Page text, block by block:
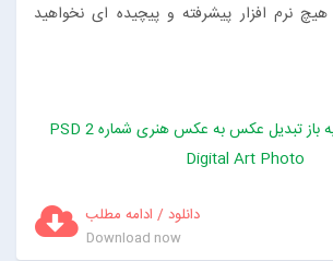
نرم افزار پیشرفته و پیچیده ای نخواهید
دانلود / ادامه مطلب
Download now